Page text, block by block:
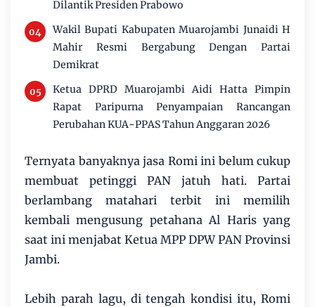
Dilantik Presiden Prabowo
Wakil Bupati Kabupaten Muarojambi Junaidi H
Mahir Resmi Bergabung Dengan Partai
Demikrat
Ketua DPRD Muarojambi Aidi Hatta Pimpin
Rapat Paripurna Penyampaian Rancangan
Perubahan KUA-PPAS Tahun Anggaran 2026
Ternyata banyaknya jasa Romi ini belum cukup
membuat petinggi PAN jatuh hati. Partai
berlambang matahari terbit ini memilih
kembali mengusung petahana Al Haris yang
saat ini menjabat Ketua MPP DPW PAN Provinsi
Jambi.
Lebih parah lagu, di tengah kondisi itu, Romi